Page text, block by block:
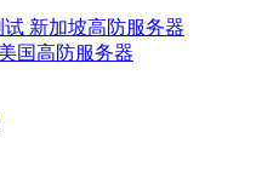
试 新加坡高防服务器
美国高防服务器